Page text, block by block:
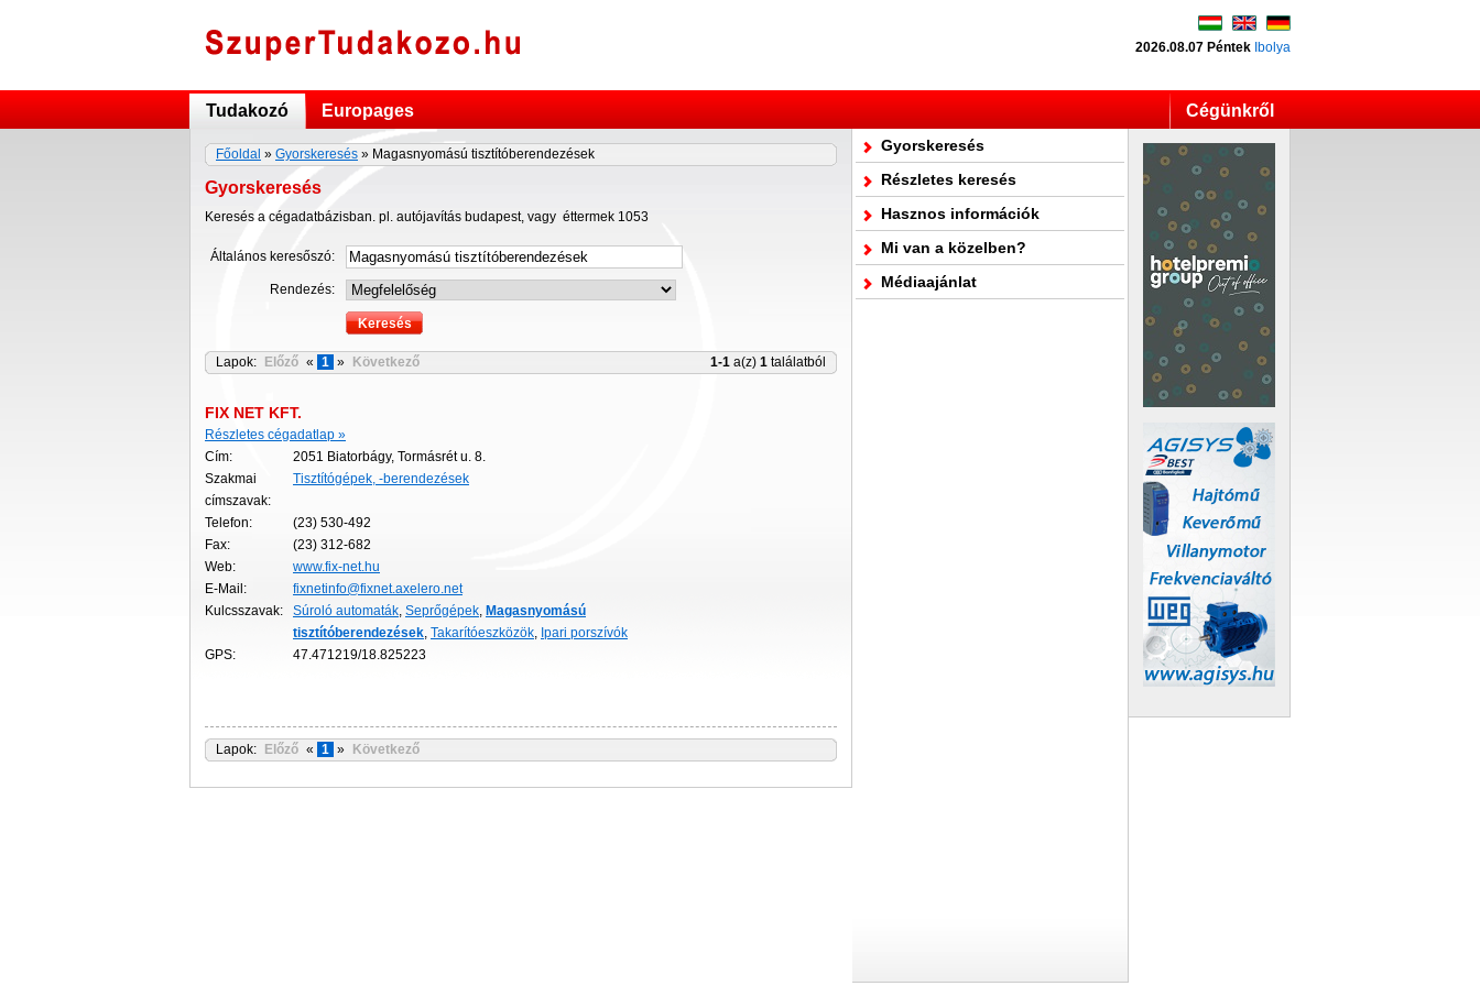
2026.08.07 Péntek Ibolya
Tudakozó Europages Cégünkről
Főoldal » Gyorskeresés » Magasnyomású tisztítóberendezések
Gyorskeresés
Keresés a cégadatbázisban. pl. autójavítás budapest, vagy éttermek 1053
Általános keresőszó:
Rendezés:
Lapok: Előző « 1 » Következő 1-1 a(z) 1 találatból
FIX NET KFT.
Részletes cégadatlap »
Cím:
2051 Biatorbágy, Tormásrét u. 8.
Szakmai
címszavak:
Tisztítógépek, -berendezések
Telefon:
(23) 530-492
Fax:
(23) 312-682
Web:
www.fix-net.hu
E-Mail:
fixnetinfo@fixnet.axelero.net
Kulcsszavak:
Súroló automaták, Seprőgépek, Magasnyomású
tisztítóberendezések, Takarítóeszközök, Ipari porszívók
GPS:
47.471219/18.825223
Lapok: Előző « 1 » Következő
Gyorskeresés
Részletes keresés
Hasznos információk
Mi van a közelben?
Médiaajánlat